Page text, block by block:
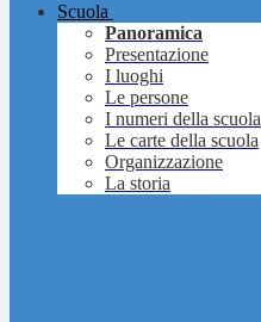
Scuola
Panoramica
Presentazione
I luoghi
Le persone
I numeri della scuola
Le carte della scuola
Organizzazione
La storia